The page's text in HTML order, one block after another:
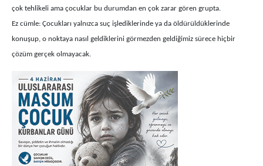
çok tehlikeli ama çocuklar bu durumdan en çok zarar gören grupta.
Ez cümle: Çocukları yalnızca suç işlediklerinde ya da öldürüldüklerinde
konuşup, o noktaya nasıl geldiklerini görmezden geldiğimiz sürece hiçbir
çözüm gerçek olmayacak.